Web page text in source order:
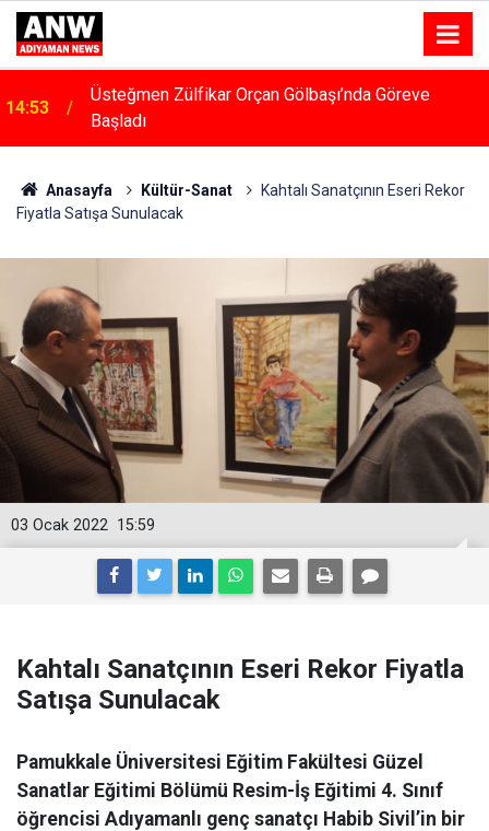
14:53
Üsteğmen Zülfikar Orçan Gölbaşı’nda Göreve
14:48 Menfeze Çarpan Araç Sürücüsü Yaralandı
Anasayfa Kültür-Sanat
Kahtalı Sanatçının Eseri Rekor
Fiyatla Satışa Sunulacak
15:59
03 Ocak 2022
Kahtalı Sanatçının Eseri Rekor Fiyatla
Satışa Sunulacak
Pamukkale Üniversitesi Eğitim Fakültesi Güzel
Sanatlar Eğitimi Bölümü Resim-İş Eğitimi 4. Sınıf
öğrencisi Adıyamanlı genç sanatçı Habib Sivil’in bir